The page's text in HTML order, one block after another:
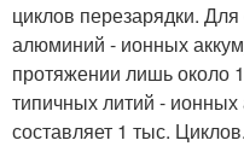
циклов перезарядки.
алюминий - ионных
протяжении лишь около
типичных литий - ионных
составляет 1 тыс. Циклов.